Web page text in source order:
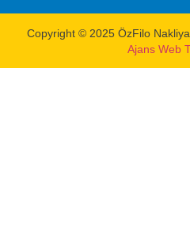
Copyright © 2025 ÖzFilo Nakliyat
Ajans Web